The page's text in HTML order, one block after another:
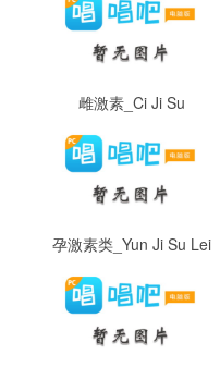
雌激素_Ci Ji Su
孕激素类_Yun Ji Su Lei